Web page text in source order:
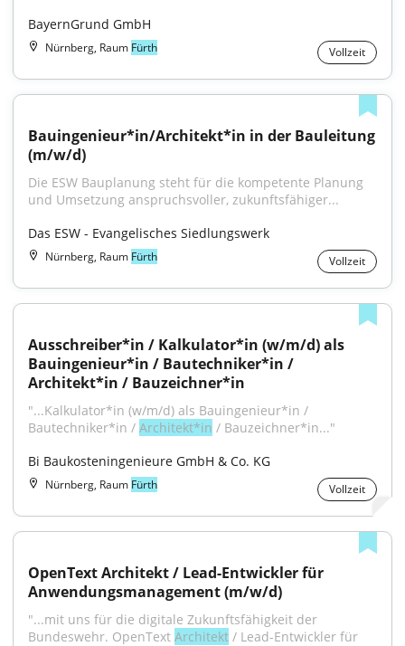
BayernGrund GmbH
Nürnberg, Raum Fürth Vollzeit
Bauingenieur*in/Architekt*in in der Bauleitung
(m/w/d)
Die ESW Bauplanung steht für die kompetente Planung
und Umsetzung anspruchsvoller, zukunftsfähiger...
Das ESW - Evangelisches Siedlungswerk
Nürnberg, Raum Fürth Vollzeit
Ausschreiber*in / Kalkulator*in (w/m/d) als
Bauingenieur*in / Bautechniker*in /
Architekt*in / Bauzeichner*in
"...Kalkulator*in (w/m/d) als Bauingenieur*in /
Bautechniker*in / Architekt*in / Bauzeichner*in..."
Bi Baukosteningenieure GmbH & Co. KG
Nürnberg, Raum Fürth Vollzeit
OpenText Architekt / Lead-Entwickler für
Anwendungsmanagement (m/w/d)
"...mit uns für die digitale Zukunftsfähigkeit der
Bundeswehr. OpenText Architekt / Lead-Entwickler für